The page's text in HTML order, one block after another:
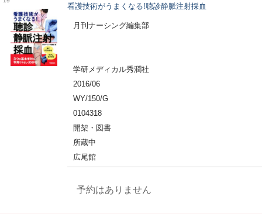
看護技術がうまくなる!聴診静脈注射採血
月刊ナーシング編集部
学研メディカル秀潤社
2016/06
WY/150/G
0104318
開架・図書
所蔵中
広尾館
予約はありません